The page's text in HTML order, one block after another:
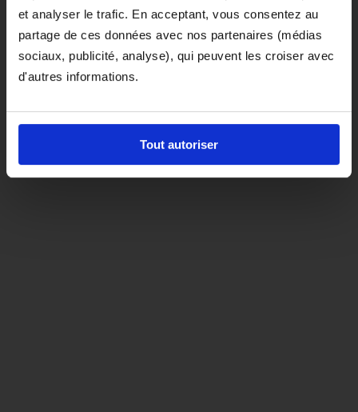
et analyser le trafic. En acceptant, vous consentez au
partage de ces données avec nos partenaires (médias
sociaux, publicité, analyse), qui peuvent les croiser avec
d'autres informations.
Tout autoriser
D'ici là, si vous souhaitez le coloris noir,
orientez-vous vers la matière "indispensable"